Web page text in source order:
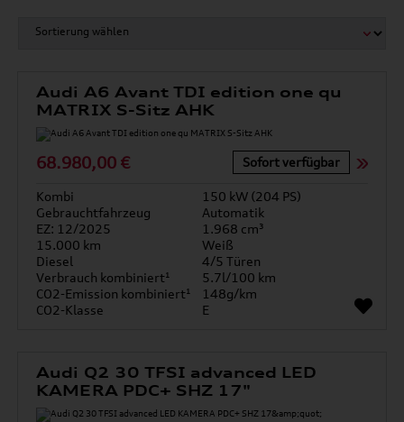
Audi A6 Avant TDI edition one qu
MATRIX S-Sitz AHK
68.980,00 € Sofort verfügbar
Kombi
150 kW (204 PS)
Gebrauchtfahrzeug
Automatik
EZ: 12/2025
1.968 cm³
15.000 km
Weiß
Diesel
4/5 Türen
Verbrauch kombiniert¹
5.7l/100 km
CO2-Emission kombiniert¹
148g/km
CO2-Klasse
E
Audi Q2 30 TFSI advanced LED
KAMERA PDC+ SHZ 17"